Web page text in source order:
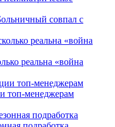
совпал с
реальна «война
топ-менеджерам